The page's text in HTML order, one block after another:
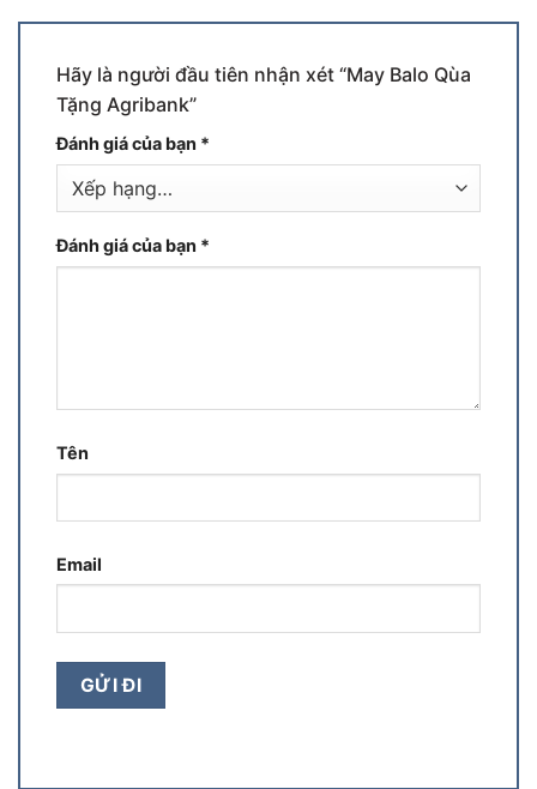
Hãy là người đầu tiên nhận xét “May Balo Qùa
Tặng Agribank”
Đánh giá của bạn *
Đánh giá của bạn *
Tên
Email